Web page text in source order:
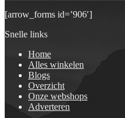
[arrow_forms id=’906′]
Snelle links
Home
Alles winkelen
Blogs
Overzicht
Onze webshops
Adverteren